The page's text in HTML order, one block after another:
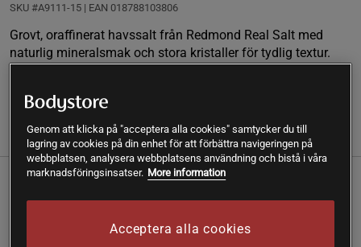
SKU #A9111-15 | EAN 018788103806
Grovt, oraffinerat havssalt från Redmond Real Salt med
naturlig mineralsmak och stora kristaller för tydlig textur.
Information Recensioner Näring & Ingredienser
Perfekt som kvarnsalt eller finishing‑salt.
Genom att klicka på "acceptera alla cookies" samtycker du till
lagring av cookies på din enhet för att förbättra navigeringen på
webbplatsen, analysera webbplatsens användning och bistå i våra
marknadsföringsinsatser. More information
Acceptera alla cookies